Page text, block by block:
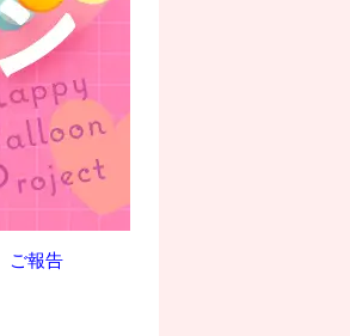
ご報告